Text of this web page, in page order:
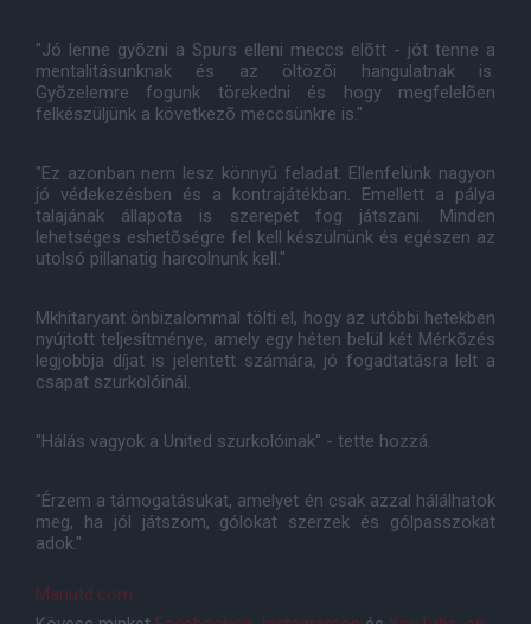
"Jó lenne gyõzni a Spurs elleni meccs elõtt - jót tenne a
mentalitásunknak és az öltözõi hangulatnak is.
Gyõzelemre fogunk törekedni és hogy megfelelõen
felkészüljünk a következõ meccsünkre is."
"Ez azonban nem lesz könnyû feladat. Ellenfelünk nagyon
jó védekezésben és a kontrajátékban. Emellett a pálya
talajának állapota is szerepet fog játszani. Minden
lehetséges eshetõségre fel kell készülnünk és egészen az
utolsó pillanatig harcolnunk kell."
Mkhitaryant önbizalommal tölti el, hogy az utóbbi hetekben
nyújtott teljesítménye, amely egy héten belül két Mérkõzés
legjobbja díjat is jelentett számára, jó fogadtatásra lelt a
csapat szurkolóinál.
"Hálás vagyok a United szurkolóinak" - tette hozzá.
"Érzem a támogatásukat, amelyet én csak azzal hálálhatok
meg, ha jól játszom, gólokat szerzek és gólpasszokat
adok."
Manutd.com